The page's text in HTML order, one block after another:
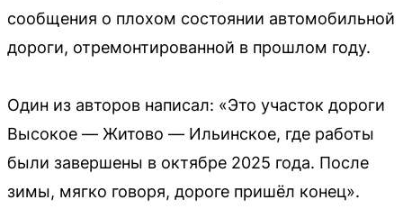
сообщения о плохом состоянии автомобильной
дороги, отремонтированной в прошлом году.
Один из авторов написал: «Это участок дороги
Высокое — Житово — Ильинское, где работы
были завершены в октябре 2025 года. После
зимы, мягко говоря, дороге пришёл конец».